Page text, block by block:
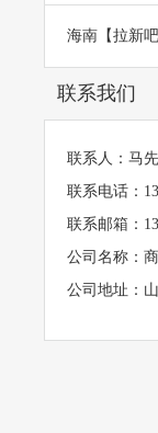
海南【拉新
联系我们
联系人：马
联系电话：
联系邮箱：
公司名称：
公司地址：